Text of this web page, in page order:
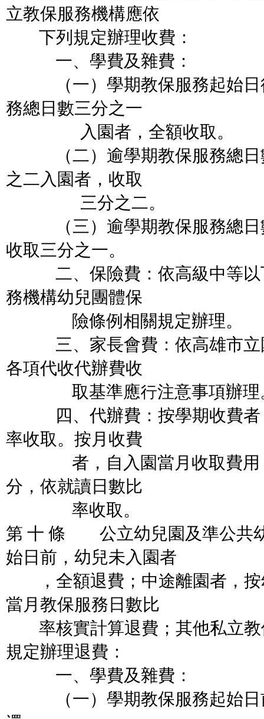
立教保服務機構應依
下列規定辦理收費：
一、學費及雜費：
（一）學期教保服務起始日
務總日數三分之一
入園者，全額收取。
（二）逾學期教保服務總日
之二入園者，收取
三分之二。
（三）逾學期教保服務總日
收取三分之一。
二、保險費：依高級中等
務機構幼兒團體保
險條例相關規定辦理。
三、家長會費：依高雄市
各項代收代辦費收
取基準應行注意事項辦理
四、代辦費：按學期收費者
率收取。按月收費
者，自入園當月收取費用；
分，依就讀日數比
率收取。
第 十 條 公立幼兒園及準公共
始日前，幼兒未入園者
，全額退費；中途離園者，按
當月教保服務日數比
率核實計算退費；其他私立教
規定辦理退費：
一、學費及雜費：
（一）學期教保服務起始日